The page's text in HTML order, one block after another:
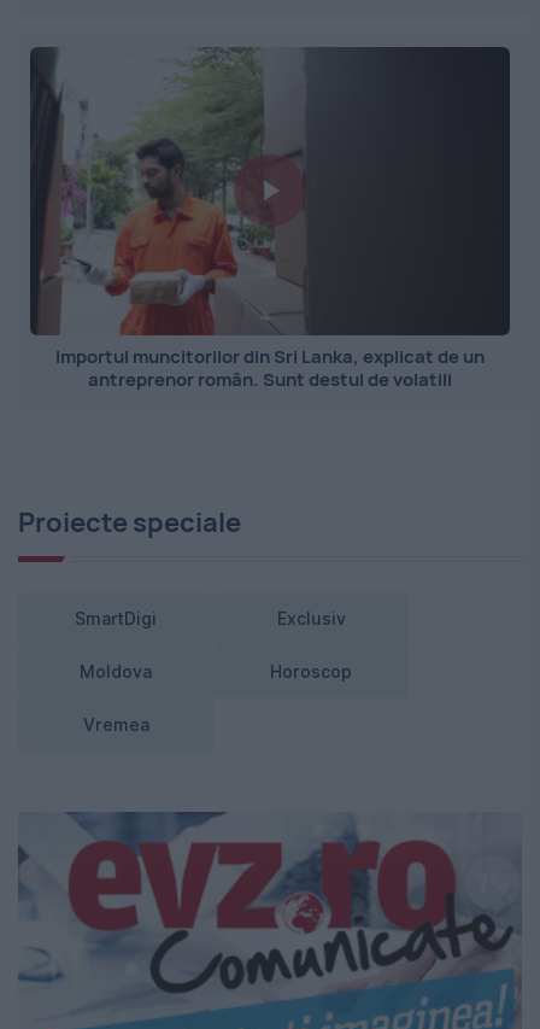
Importul muncitorilor din Sri Lanka, explicat de un
antreprenor român. Sunt destul de volatili
Proiecte speciale
SmartDigi Exclusiv
Moldova Horoscop
Vremea